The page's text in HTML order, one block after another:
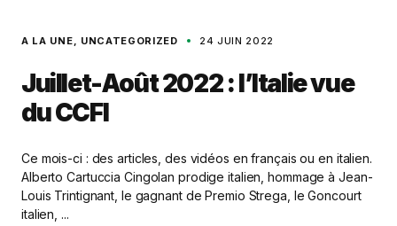
A LA UNE UNCATEGORIZED 24 JUIN 2022
Juillet-Août 2022 : l’Italie vue
du CCFI
Ce mois-ci : des articles, des vidéos en français ou en italien.
Alberto Cartuccia Cingolan prodige italien, hommage à Jean-
Louis Trintignant, le gagnant de Premio Strega, le Goncourt
italien, ...